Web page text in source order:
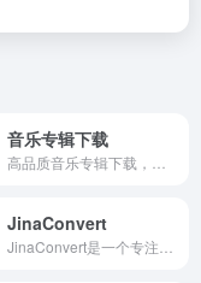
音乐专辑下载
JinaConvert